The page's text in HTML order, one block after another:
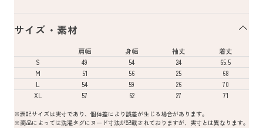
サイズ・素材
肩幅 身幅 袖丈
着丈
S
49 54 24
65.5
M
51 56 25
68
L
54 59 26
70
XL
57 62 27 71
※表記サイズは実寸であり、個体差により誤差が生じる場合があります。
※商品によっては洗濯タグにヌード寸法が記載されておりますが、実寸とは異なります。